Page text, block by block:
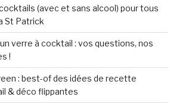
(avec et sans alcool) pour tous
St Patrick
verre à cocktail : vos questions, nos
!
: best-of des idées de recette
& déco flippantes